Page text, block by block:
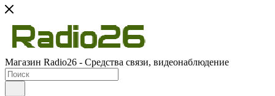
Магазин Radio26 - Средства связи, видеонаблюдение